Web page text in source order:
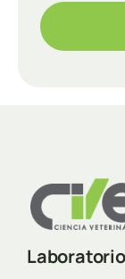
Laboratorio